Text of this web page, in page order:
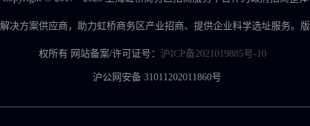
解决方案供应商，助力虹桥商务区产业招商、提供企业科学选址服务。版
权所有 网站备案/许可证号： 沪ICP备2021019885号-10
沪公网安备 31011202011860号